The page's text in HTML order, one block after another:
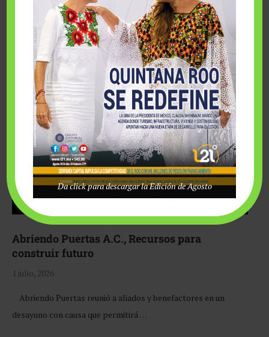
Fairmont Mayakoba y Make-A-Wish México unieron
esfuerzos para hacer realidad el deseo de una …
Abriendo Puertas A.C., Recursos para
construir futuro
1 julio, 2026
Abriendo Puertas reunió a aliados y benefactores en un
desayuno con causa que permitirá …
Da click para descargar la Edición de Agosto